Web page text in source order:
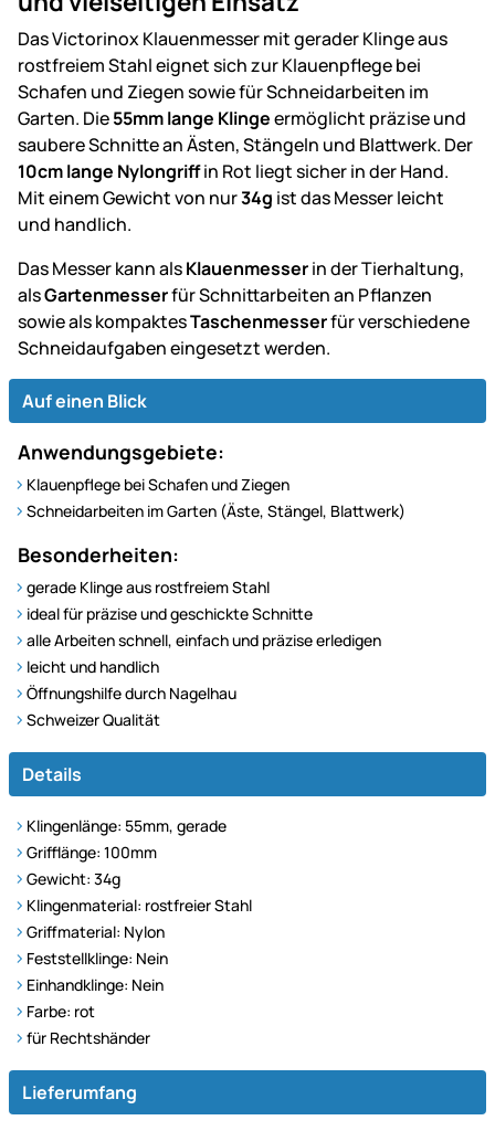
Das Victorinox Klauenmesser mit gerader Klinge aus
rostfreiem Stahl eignet sich zur Klauenpflege bei
Schafen und Ziegen sowie für Schneidarbeiten im
Garten. Die55mm lange Klingeermöglicht präzise und
saubere Schnitte an Ästen, Stängeln und Blattwerk. Der
10cm lange Nylongriffin Rot liegt sicher in der Hand.
Mit einem Gewicht von nur34g ist das Messer leicht
und handlich.
Das Messer kann alsKlauenmesserin der Tierhaltung,
alsGartenmesserfür Schnittarbeiten an Pflanzen
sowie als kompaktesTaschenmesserfür verschiedene
Schneidaufgaben eingesetzt werden.
Auf einen Blick
Anwendungsgebiete:
Klauenpflege bei Schafen und Ziegen
Schneidarbeiten im Garten (Äste, Stängel, Blattwerk)
Besonderheiten:
gerade Klinge aus rostfreiem Stahl
ideal für präzise und geschickte Schnitte
alle Arbeiten schnell, einfach und präzise erledigen
leicht und handlich
Öffnungshilfe durch Nagelhau
Schweizer Qualität
Details
Klingenlänge: 55mm, gerade
Grifflänge: 100mm
Gewicht: 34g
Klingenmaterial: rostfreier Stahl
Griffmaterial: Nylon
Feststellklinge: Nein
Einhandklinge: Nein
Farbe: rot
für Rechtshänder
Lieferumfang